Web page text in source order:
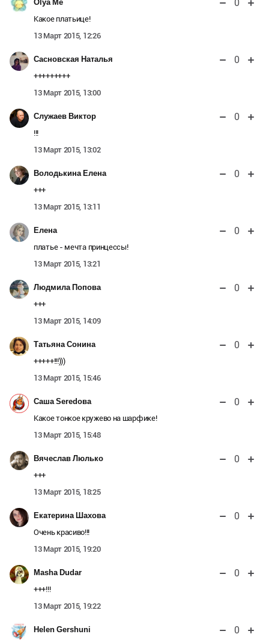
Olya Me 0
Какое платьице!
13 Март 2015, 12:26
Сасновская Наталья 0
+++++++++
13 Март 2015, 13:00
Служаев Виктор 0
!!!
13 Март 2015, 13:02
Володькина Елена 0
+++
13 Март 2015, 13:11
Елена 0
платье - мечта принцессы!
13 Март 2015, 13:21
Людмила Попова 0
+++
13 Март 2015, 14:09
Татьяна Сонина 0
+++++!!!)))
13 Март 2015, 15:46
Саша Seredова 0
Какое тонкое кружево на шарфике!
13 Март 2015, 15:48
Вячеслав Люлько 0
+++
13 Март 2015, 18:25
Екатерина Шахова 0
Очень красиво!!!
13 Март 2015, 19:20
Masha Dudar 0
+++!!!
13 Март 2015, 19:22
Helen Gershuni 0